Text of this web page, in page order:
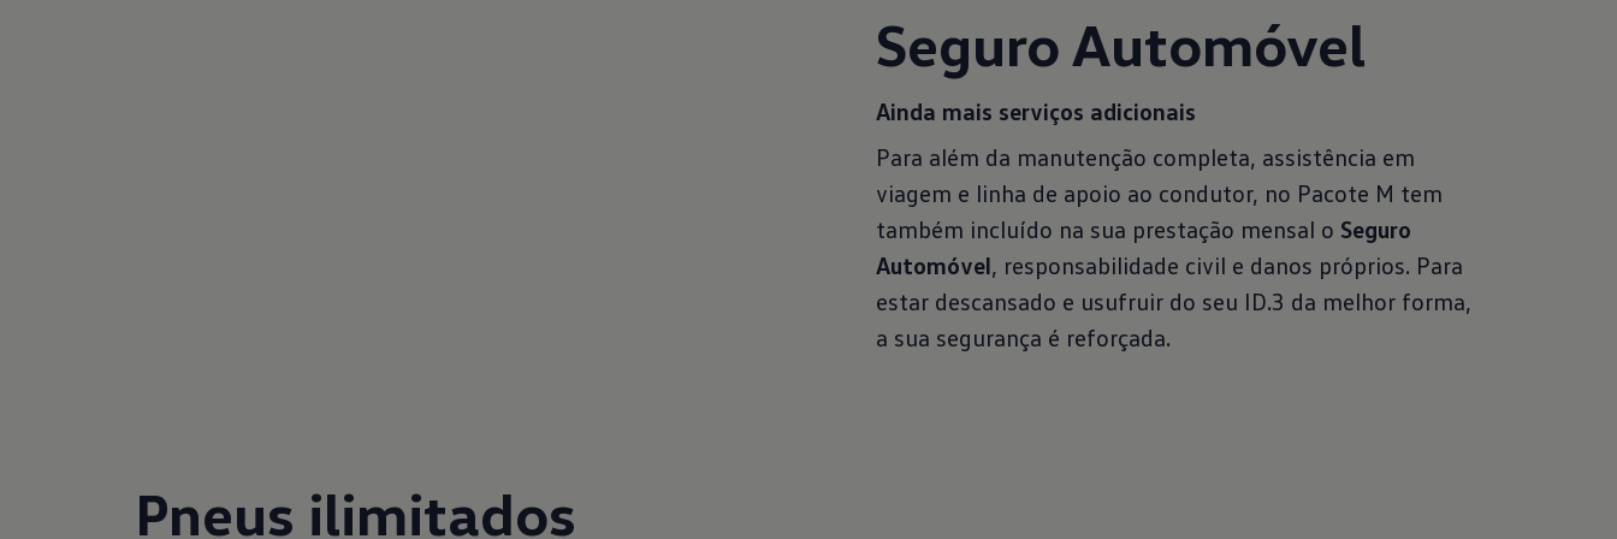
Seguro Automóvel
Ainda mais serviços adicionais
Para além da manutenção completa, assistência em
viagem e linha de apoio ao condutor, no Pacote M tem
também incluído na sua prestação mensal o Seguro
Automóvel, responsabilidade civil e danos próprios. Para
estar descansado e usufruir do seu ID.3 da melhor forma,
a sua segurança é reforçada.
Pneus ilimitados